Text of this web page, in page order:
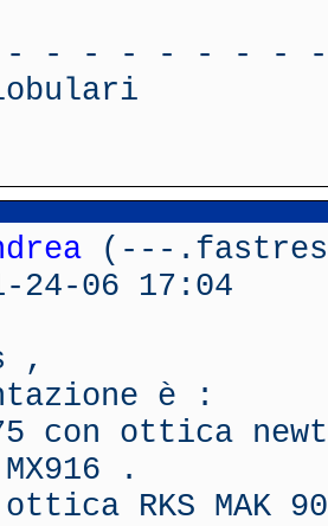
- - - - - - -
(---
06 17:04
,
è :
con ottica
.
ottica RKS MAK